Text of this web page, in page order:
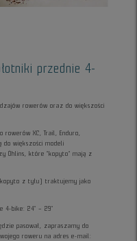
przednie 4-
rowerów oraz do większości
rowerów XC, Trail, Enduro,
do większości modeli
Öhlins, które “kopyto” mają z
z tyłu) traktujemy jako
4-bike: 24" – 29"
pasował, zapraszamy do
roweru na adres e-mail: